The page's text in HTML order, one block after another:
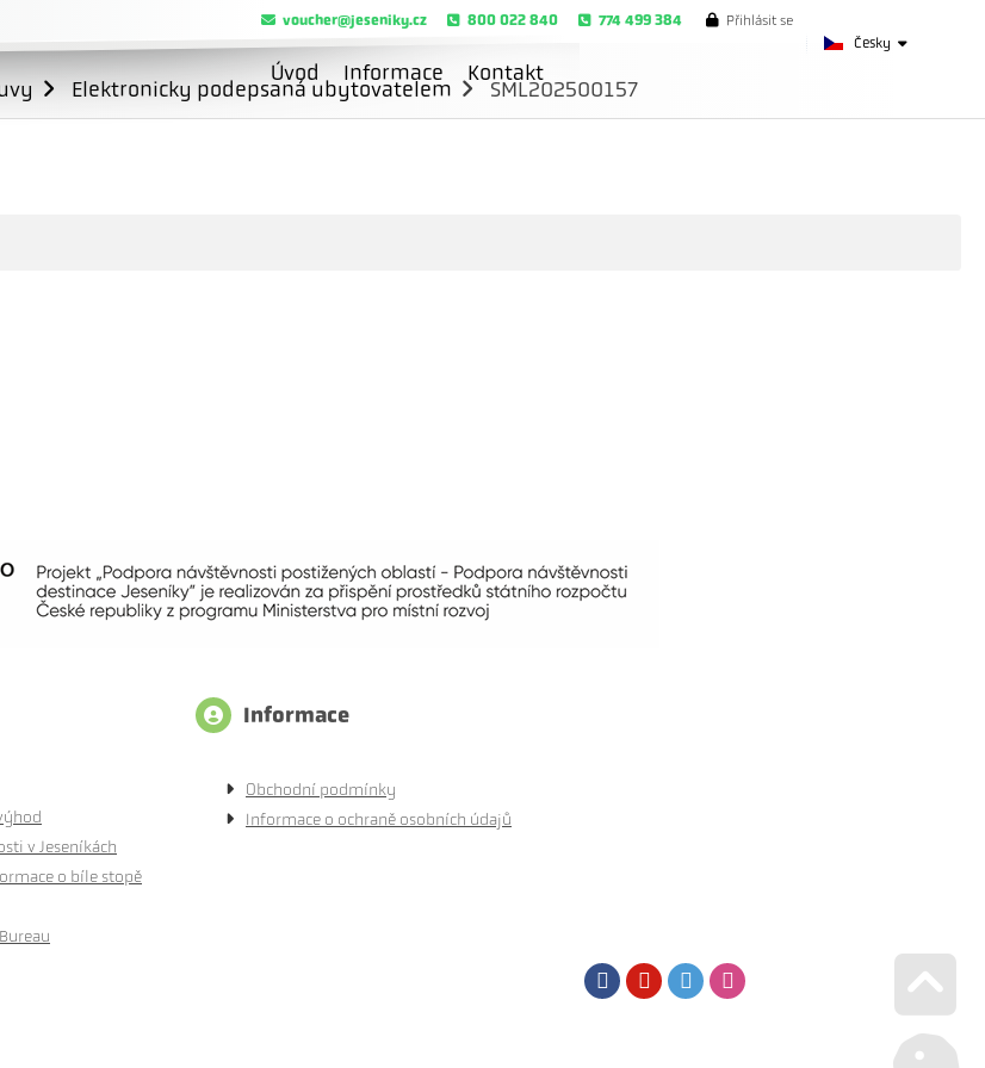
Česky
voucher@jeseniky.cz 800 022 840 774 499 384 Přihlásit se
Úvod Informace Kontakt
Elektronicky podepsaná ubytovatelem SML202500157
v Jeseníkách
o bíle stopě
Informace
Obchodní podmínky
Informace o ochraně osobních údajů
FacebookYoutubeTwitter
Go